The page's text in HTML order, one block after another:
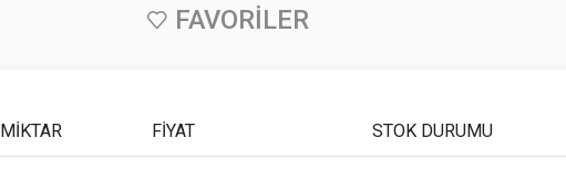
FAVORILER
MIKTAR FIYAT STOK DURUMU